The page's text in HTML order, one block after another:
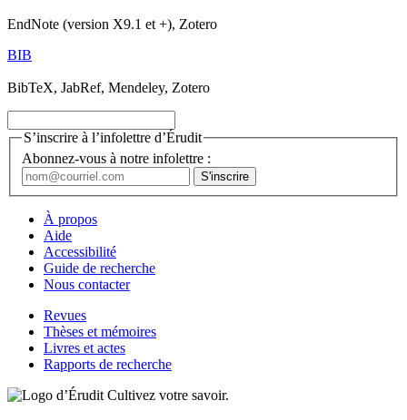
EndNote (version X9.1 et +), Zotero
BIB
BibTeX, JabRef, Mendeley, Zotero
S’inscrire à l’infolettre d’Érudit
Abonnez-vous à notre infolettre :
À propos
Aide
Accessibilité
Guide de recherche
Nous contacter
Revues
Thèses et mémoires
Livres et actes
Rapports de recherche
Cultivez votre savoir.